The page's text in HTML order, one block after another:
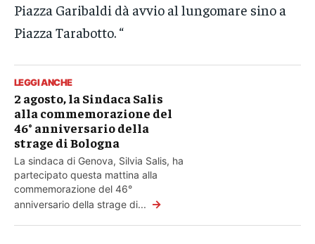
Piazza Garibaldi dà avvio al lungomare sino a
Piazza Tarabotto. “
LEGGI ANCHE
2 agosto, la Sindaca Salis
alla commemorazione del
46° anniversario della
strage di Bologna
La sindaca di Genova, Silvia Salis, ha
partecipato questa mattina alla
commemorazione del 46°
anniversario della strage di... →